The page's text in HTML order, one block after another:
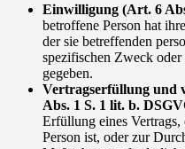
Einwilligung (Art. 6
betroffene Person hat
der sie betreffenden
spezifischen Zweck
gegeben.
Vertragserfüllung und
Abs. 1 S. 1 lit. b.
Erfüllung eines Vertrags,
Person ist, oder zur